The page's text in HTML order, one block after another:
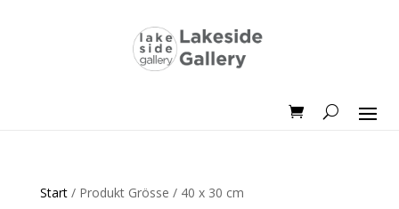
Start/ Produkt Grösse / 40 x 30 cm